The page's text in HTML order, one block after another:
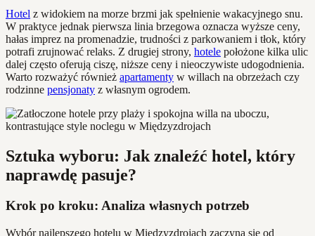
Hotel z widokiem na morze brzmi jak spełnienie wakacyjnego snu.
W praktyce jednak pierwsza linia brzegowa oznacza wyższe ceny,
hałas imprez na promenadzie, trudności z parkowaniem i tłok, który
potrafi zrujnować relaks. Z drugiej strony, hotele położone kilka ulic
dalej często oferują ciszę, niższe ceny i nieoczywiste udogodnienia.
Warto rozważyć również apartamenty w willach na obrzeżach czy
rodzinne pensjonaty z własnym ogrodem.
Sztuka wyboru: Jak znaleźć hotel, który
naprawdę pasuje?
Krok po kroku: Analiza własnych potrzeb
Wybór najlepszego hotelu w Międzyzdrojach zaczyna się od